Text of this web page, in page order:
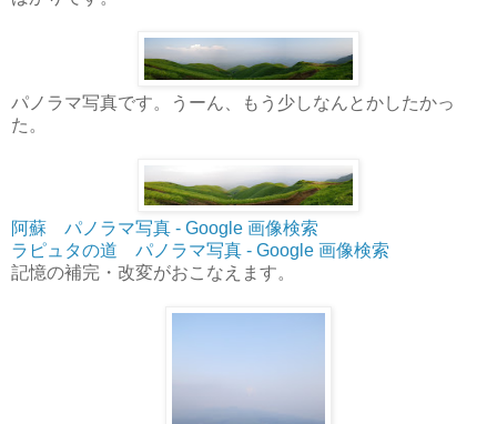
パノラマ写真です。うーん、もう少しなんとかしたかっ
た。
阿蘇 パノラマ写真 - Google 画像検索
ラピュタの道 パノラマ写真 - Google 画像検索
記憶の補完・改変がおこなえます。